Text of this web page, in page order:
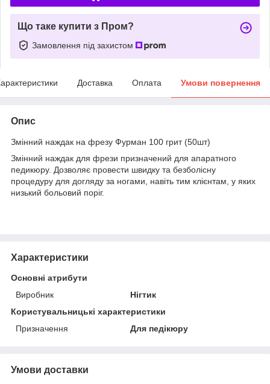
Що таке купити з Пром?
Замовлення під захистом
Доставка Оплата Умови повернення
Опис
Змінний наждак на фрезу Фурман 100 грит (50шт)
Змінний наждак для фрези призначений для апаратного
педикюру. Дозволяє провести швидку та безболісну
процедуру для догляду за ногами, навіть тим клієнтам, у яких
низький больовий поріг.
Характеристики
Основні атрибути
Виробник
Нігтик
Користувальницькі характеристики
Призначення
Для педікюру
Умови доставки